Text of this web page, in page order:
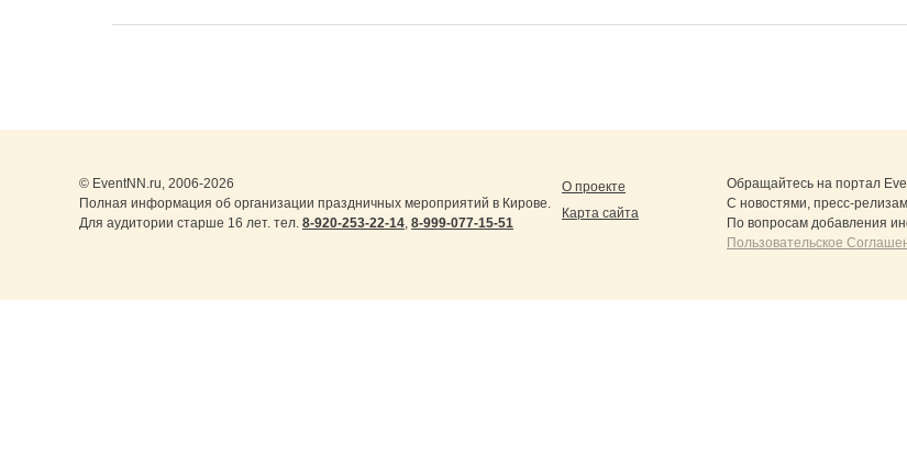
© EventNN.ru, 2006-2026
Полная информация об организации праздничных мероприятий в Кирове.
Для аудитории старше 16 лет. тел. 8-920-253-22-14, 8-999-077-15-51
О проекте
Карта сайта
Обращайтесь на портал
С новостями, пресс-
По вопросам добавления
Пользовательское